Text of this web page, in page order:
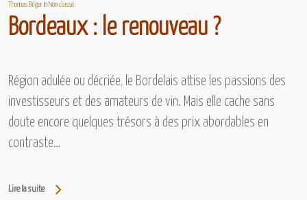
Thomas Bilger InNon classé
Bordeaux : le renouveau ?
Région adulée ou décriée, le Bordelais attise les passions des
investisseurs et des amateurs de vin. Mais elle cache sans
doute encore quelques trésors à des prix abordables en
contraste…
Lire la suite